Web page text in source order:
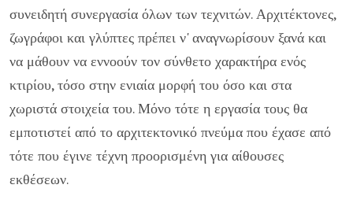
συνειδητή συνεργασία όλων των τεχνιτών. Αρχιτέκτονες,
ζωγράφοι και γλύπτες πρέπει ν' αναγνωρίσουν ξανά και
να μάθουν να εννοούν τον σύνθετο χαρακτήρα ενός
κτιρίου, τόσο στην ενιαία μορφή του όσο και στα
χωριστά στοιχεία του. Μόνο τότε η εργασία τους θα
εμποτιστεί από το αρχιτεκτονικό πνεύμα που έχασε από
τότε που έγινε τέχνη προορισμένη για αίθουσες
εκθέσεων.